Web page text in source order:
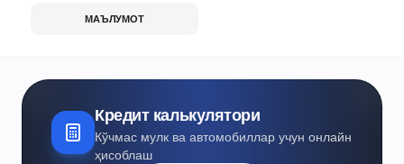
МАЪЛУМОТ
Кредит калькулятори
Кўчмас мулк ва автомобиллар учун онлайн
ҳисоблаш